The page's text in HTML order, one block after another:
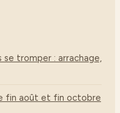
se tromper : arrachage,
fin août et fin octobre